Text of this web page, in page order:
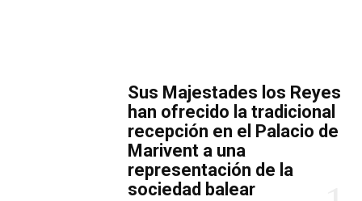
​Sus Majestades los Reyes
han ofrecido la tradicional
recepción en el Palacio de
Marivent​ a una
representación de la
sociedad balear